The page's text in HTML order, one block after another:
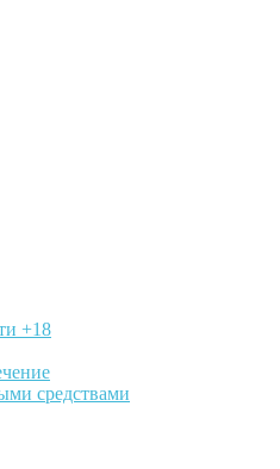
+18
средствами